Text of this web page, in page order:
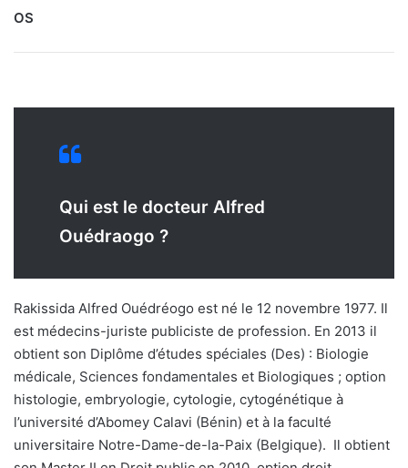
OS
Qui est le docteur Alfred
Ouédraogo ?
Rakissida Alfred Ouédréogo est né le 12 novembre 1977. Il
est médecins-juriste publiciste de profession. En 2013 il
obtient son Diplôme d’études spéciales (Des) : Biologie
médicale, Sciences fondamentales et Biologiques ; option
histologie, embryologie, cytologie, cytogénétique à
l’université d’Abomey Calavi (Bénin) et à la faculté
universitaire Notre-Dame-de-la-Paix (Belgique). Il obtient